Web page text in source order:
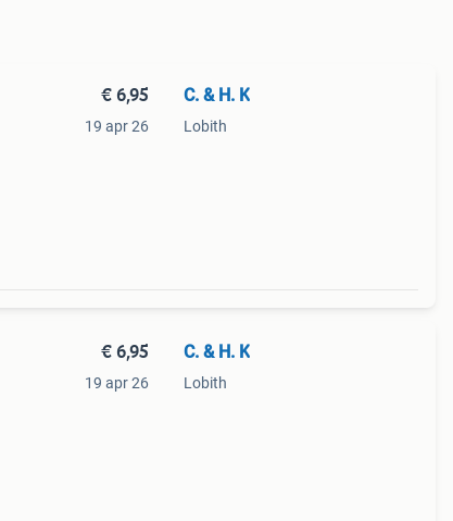
€ 6,95
19 apr 26
C. & H. K
Lobith
€ 6,95
19 apr 26
C. & H. K
Lobith